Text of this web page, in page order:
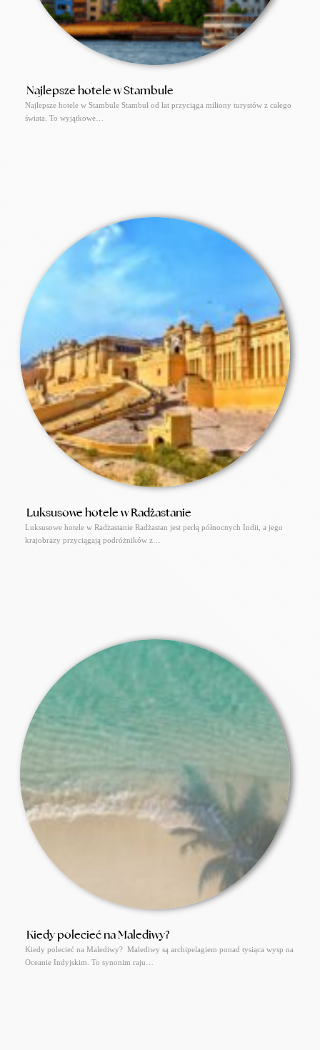
Najlepsze hotele w Stambule
Najlepsze hotele w Stambule Stambuł od lat przyciąga miliony turystów z całego
świata. To wyjątkowe…
Luksusowe hotele w Radżastanie
Luksusowe hotele w Radżastanie Radżastan jest perłą północnych Indii, a jego
krajobrazy przyciągają podróżników z…
Kiedy polecieć na Malediwy?
Kiedy polecieć na Malediwy? Malediwy są archipelagiem ponad tysiąca wysp na
Oceanie Indyjskim. To synonim raju…